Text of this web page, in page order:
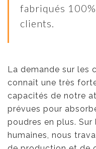
fabriqués
clients.
La demande sur les
connaît une très
capacités de notre
prévues pour
poudres en plus.
humaines, nous